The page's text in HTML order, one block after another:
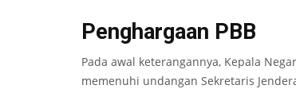
Penghargaan PBB
Pada awal keterangannya, Kepala
memenuhi undangan Sekretaris